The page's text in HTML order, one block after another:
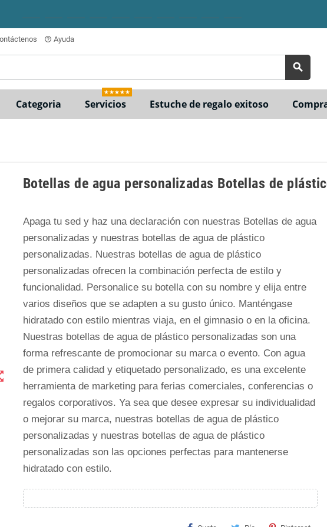
help_outline Ayuda
search
Categoria Servicios
★★★★★
Estuche de regalo exitoso
Botellas de agua personalizadas Botellas de
Apaga tu sed y haz una declaración con nuestras Botellas de agua
personalizadas y nuestras botellas de agua de plástico
personalizadas. Nuestras botellas de agua de plástico
personalizadas ofrecen la combinación perfecta de estilo y
funcionalidad. Personalice su botella con su nombre y elija entre
varios diseños que se adapten a su gusto único. Manténgase
hidratado con estilo mientras viaja, en el gimnasio o en la oficina.
Nuestras botellas de agua de plástico personalizadas son una
forma refrescante de promocionar su marca o evento. Con agua
de primera calidad y etiquetado personalizado, es una excelente
herramienta de marketing para ferias comerciales, conferencias o
regalos corporativos. Ya sea que desee expresar su individualidad
o mejorar su marca, nuestras botellas de agua de plástico
personalizadas y nuestras botellas de agua de plástico
personalizadas son las opciones perfectas para mantenerse
hidratado con estilo.